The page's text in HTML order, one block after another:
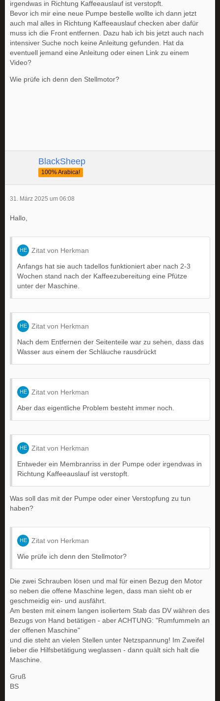
irgendwas in Richtung Kaffeeauslauf ist verstopft.
Bevor ich mir eine neue Pumpe bestelle wollte ich dann jetzt
auch mal alles in Richtung Kaffeeauslauf checken aber dafür
muss ich die Front entfernen. Dazu hab ich bis jetzt auch nach
intensiver Suche noch keine Anleitung gefunden. Hat da
eventuell jemand eine Anleitung oder einen Link zu einem
Video?
Wie prüfe ich denn den Stellmotor?
BlackSheep
100% Arabica!
31. März 2025 um 06:08
Hallo,
Zitat von Herkman
Anfangs hat sie auch tadellos funktioniert aber nach 2-3
Wochen stand nach der Kaffeezubereitung eine Pfütze
unter der Maschine.
Zitat von Herkman
Nach dem Entfernen der Seitenteile war zu sehen, dass das
Wasser aus einem der Schläuche rausdrückt
Zitat von Herkman
Aber das eigentliche Problem besteht immer noch.
Zitat von Herkman
Entweder ein Membranriss in der Pumpe oder irgendwas in
Richtung Kaffeeauslauf ist verstopft.
Was soll das mit der Pumpe oder einer Verstopfung zu tun
haben?
Zitat von Herkman
Wie prüfe ich denn den Stellmotor?
Die zwei Schrauben lösen und mal für einen Bezug den Motor
so neben die offene Maschine legen, dass man sieht ob er
geschmeidig ein- und ausfährt.
Am besten mit einem langen isoliertem Stab das DV währen des
Bezugs von Hand betätigen - aber ACHTUNG: "Rumfummeln an
der offenen Maschine"
und die steht an vielen Stellen unter Netzspannung! Im Zweifel
lieber die Hilfsbetätigung weglassen - dann quält sich halt die
Maschine.
Gruß
BS